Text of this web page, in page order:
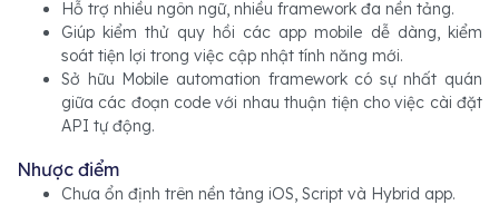
Hỗ trợ nhiều ngôn ngữ, nhiều framework đa nền tảng.
Giúp kiểm thử quy hồi các app mobile dễ dàng, kiểm
soát tiện lợi trong việc cập nhật tính năng mới.
Sở hữu Mobile automation framework có sự nhất quán
giữa các đoạn code với nhau thuận tiện cho việc cài đặt
API tự động.
Nhược điểm
Chưa ổn định trên nền tảng iOS, Script và Hybrid app.